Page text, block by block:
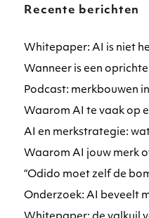
Recente berichten
Whitepaper: AI is niet
Wanneer is een
Podcast: merkbouwen
Waarom AI te vaak op
AI en merkstrategie:
Waarom AI jouw merk
“Odido moet zelf de
Onderzoek: AI beveelt